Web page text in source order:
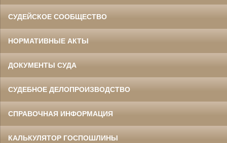
СУДЕЙСКОЕ СООБЩЕСТВО
НОРМАТИВНЫЕ АКТЫ
ДОКУМЕНТЫ СУДА
СУДЕБНОЕ ДЕЛОПРОИЗВОДСТВО
СПРАВОЧНАЯ ИНФОРМАЦИЯ
КАЛЬКУЛЯТОР ГОСПОШЛИНЫ